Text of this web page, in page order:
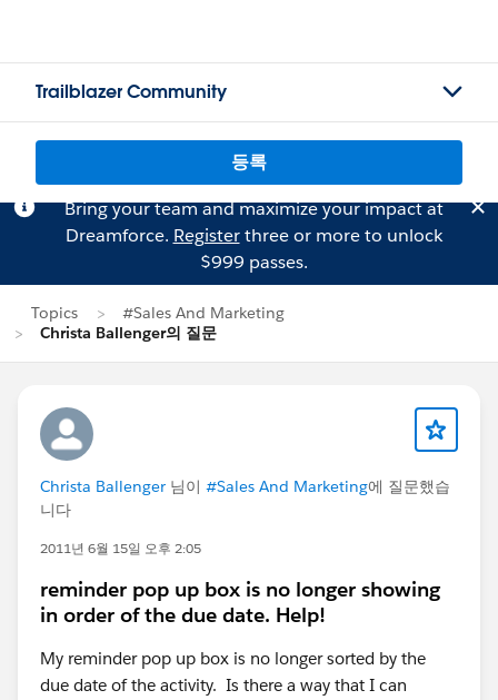
Trailblazer Community
등록
Bring your team and maximize your impact at
Dreamforce. Registerthree or more to unlock
$999 passes.
Topics
#Sales And Marketing
Christa Ballenger의 질문
Christa Ballenger 님이 #Sales And Marketing에 질문했습
니다
2011년 6월 15일 오후 2:05
reminder pop up box is no longer showing
in order of the due date. Help!
My reminder pop up box is no longer sorted by the
due date of the activity. Is there a way that I can